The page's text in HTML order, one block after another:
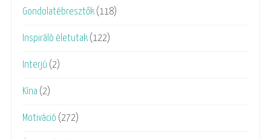
Gondolatébresztők (118)
Inspiráló életutak (122)
Interjú (2)
Kína (2)
Motiváció (272)